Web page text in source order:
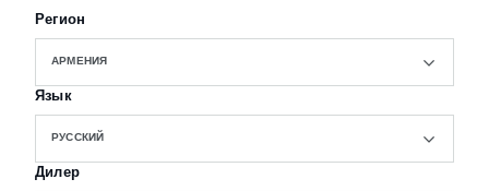
Регион
АРМЕНИЯ
Язык
РУССКИЙ
Дилер